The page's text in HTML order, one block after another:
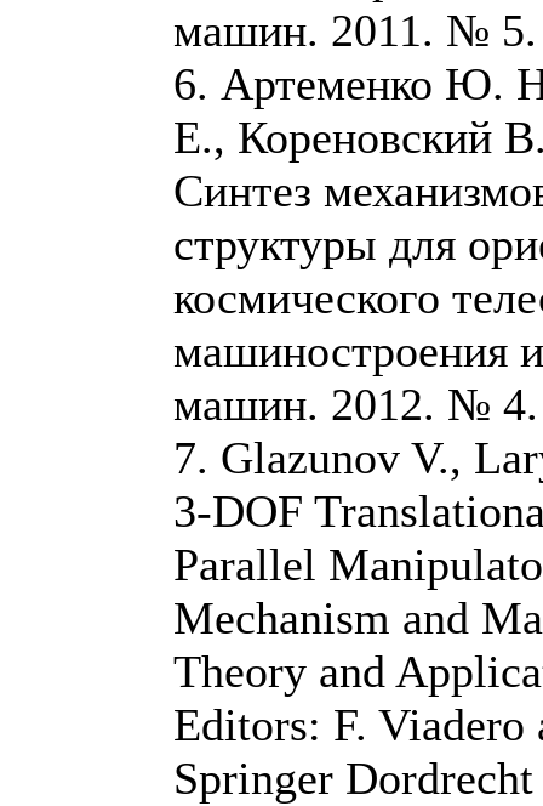
машин. 2011. № 5.
6. Артеменко Ю.
Е., Кореновский
Синтез
структуры для
космического
машиностроения
машин. 2012. №
7. Glazunov V.,
3-DOF
Parallel
Mechanism and
Theory and
Editors: F.
Springer